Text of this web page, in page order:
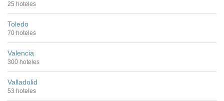
25 hoteles
Toledo
70 hoteles
Valencia
300 hoteles
Valladolid
53 hoteles